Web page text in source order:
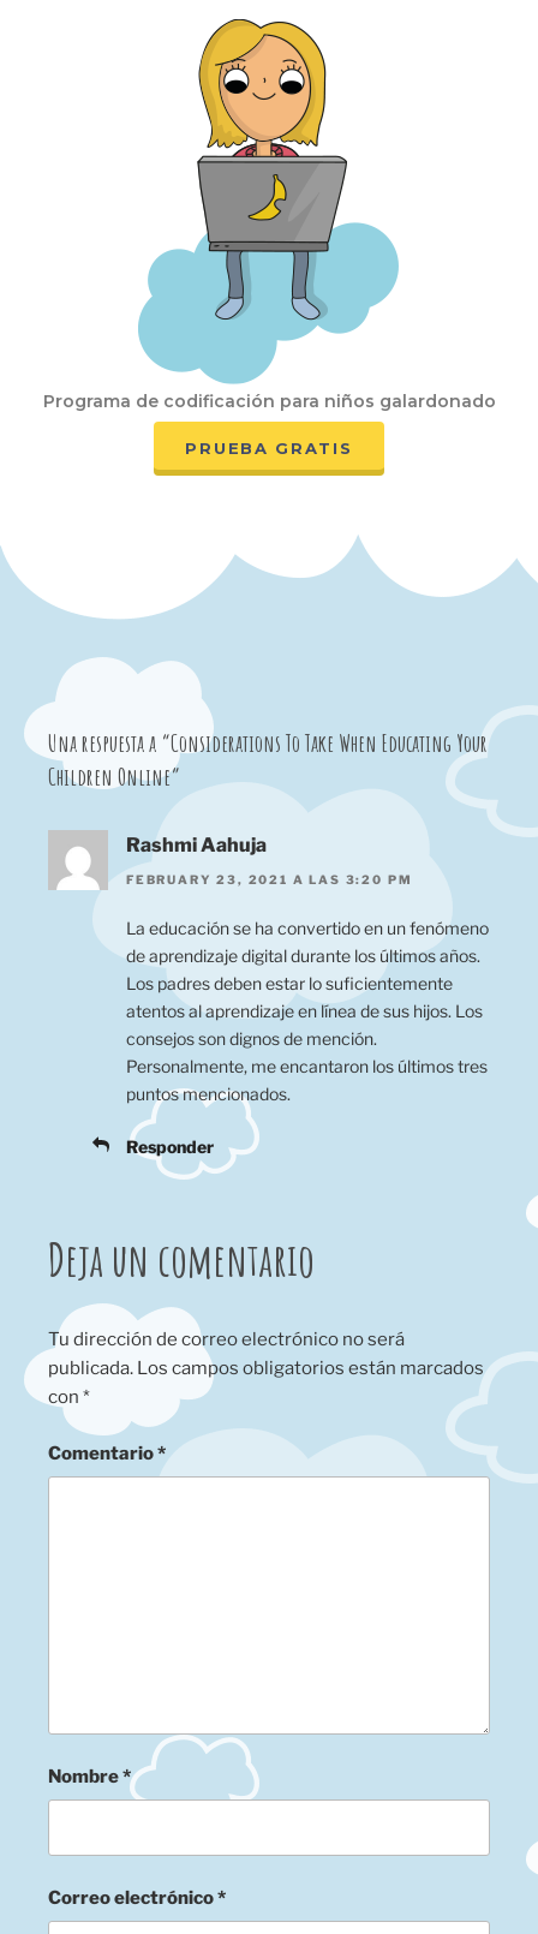
Programa de codificación para niños galardonado
PRUEBA GRATIS
Una respuesta a “Considerations To Take When Educating Your
Children Online”
Rashmi Aahuja
FEBRUARY 23, 2021 A LAS 3:20 PM
La educación se ha convertido en un fenómeno
de aprendizaje digital durante los últimos años.
Los padres deben estar lo suficientemente
atentos al aprendizaje en línea de sus hijos. Los
consejos son dignos de mención.
Personalmente, me encantaron los últimos tres
puntos mencionados.
Responder
Deja un comentario
Tu dirección de correo electrónico no será
publicada. Los campos obligatorios están marcados
con *
Comentario*
Nombre*
Correo electrónico*